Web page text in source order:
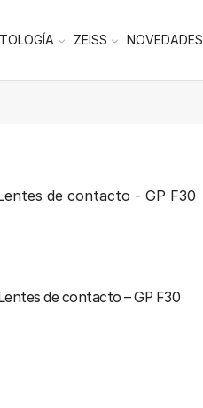
ZEISS NOVEDADES
Lentes de contacto – GP F30